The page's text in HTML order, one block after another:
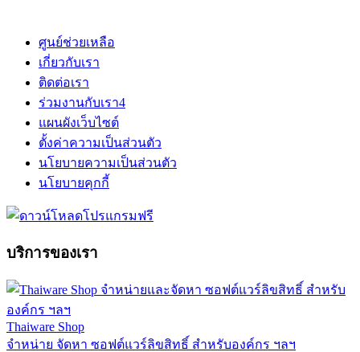
ศูนย์ช่วยเหลือ
เกี่ยวกับเรา
ติดต่อเรา
ร่วมงานกับเรา4
แผนผังเว็บไซต์
ตั้งค่าความเป็นส่วนตัว
นโยบายความเป็นส่วนตัว
นโยบายคุกกี้
บริการของเรา
Thaiware Shop
จำหน่าย จัดหา ซอฟต์แวร์ลิขสิทธิ์ สำหรับองค์กร ฯลฯ